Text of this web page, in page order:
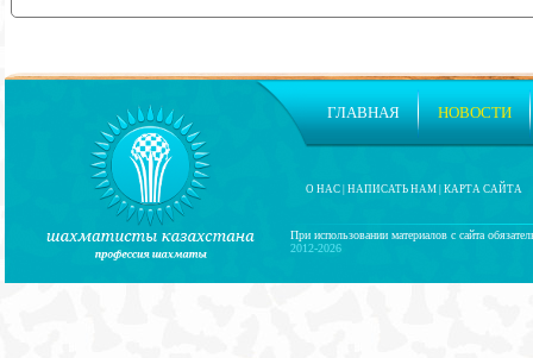
При использовании материалов с сайта
2012-2026
О НАС НАПИСАТЬ НАМ КАРТА САЙТА
ГЛАВНАЯ НОВОСТИ